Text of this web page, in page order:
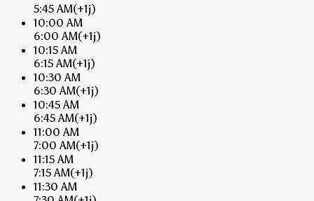
5:45 AM(+1j)
10:00 AM
6:00 AM(+1j)
10:15 AM
6:15 AM(+1j)
10:30 AM
6:30 AM(+1j)
10:45 AM
6:45 AM(+1j)
11:00 AM
7:00 AM(+1j)
11:15 AM
7:15 AM(+1j)
11:30 AM